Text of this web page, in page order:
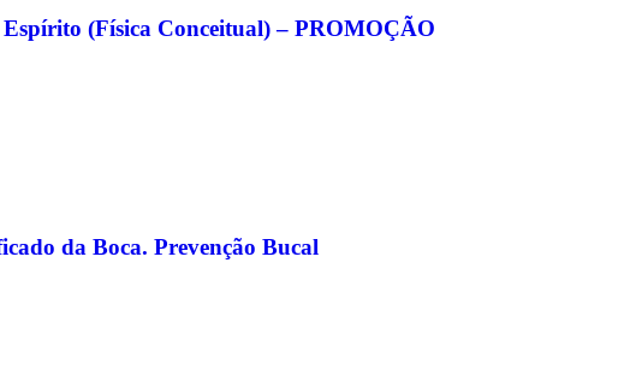
(Física Conceitual) – PROMOÇÃO
da Boca. Prevenção Bucal